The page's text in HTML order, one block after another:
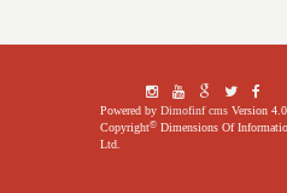
Powered by Dimofinf cmsVersion
Copyright©Dimensions Of
Ltd.